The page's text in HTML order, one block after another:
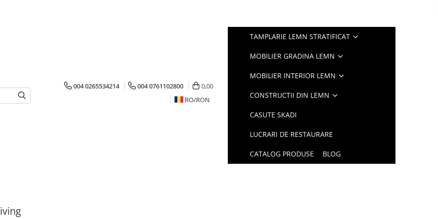
004 0265534214 004 0761102800
0,00
RO/RON
TAMPLARIE LEMN STRATIFICAT
MOBILIER GRADINA LEMN
MOBILIER INTERIOR LEMN
CONSTRUCTII DIN LEMN
CASUTE SKADI
LUCRARI DE RESTAURARE
CATALOG PRODUSE BLOG